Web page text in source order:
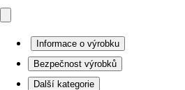
Informace o výrobku
Bezpečnost výrobků
Další kategorie